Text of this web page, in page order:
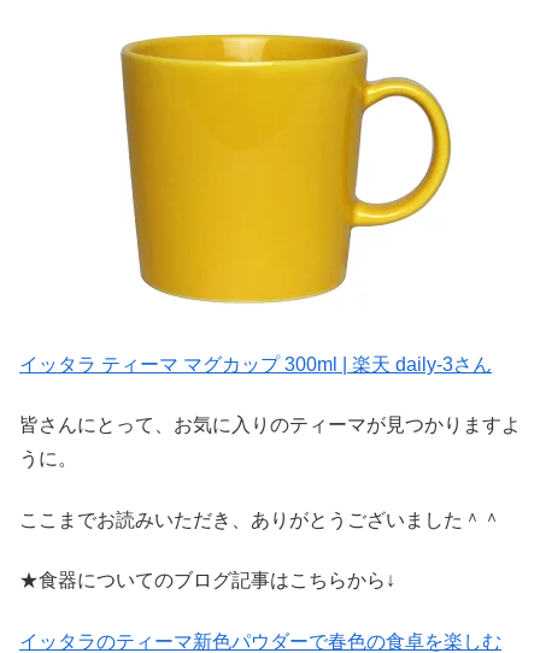
イッタラ ティーマ マグカップ 300ml | 楽天 daily-3さん
皆さんにとって、お気に入りのティーマが見つかりますよ
うに。
ここまでお読みいただき、ありがとうございました＾＾
★食器についてのブログ記事はこちらから↓
イッタラのティーマ新色パウダーで春色の食卓を楽しむ